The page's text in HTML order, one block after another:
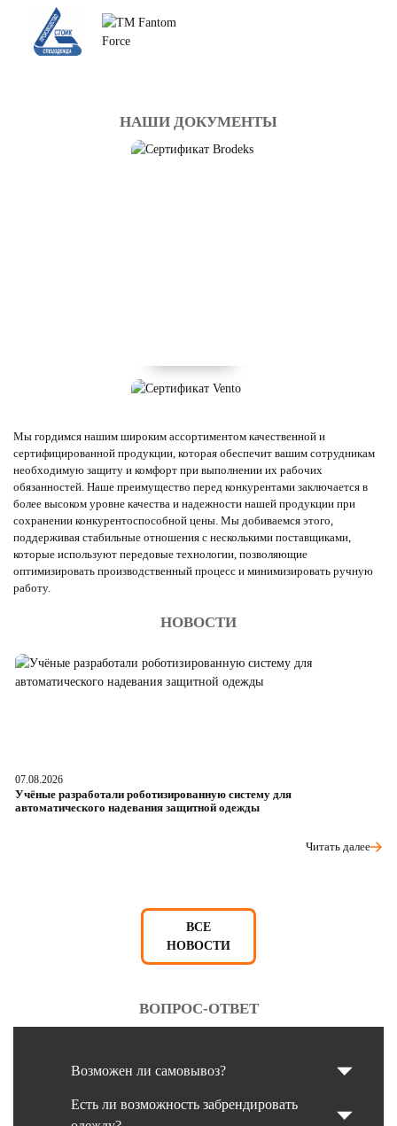
НАШИ ДОКУМЕНТЫ
Мы гордимся нашим широким ассортиментом качественной и
сертифицированной продукции, которая обеспечит вашим сотрудникам
необходимую защиту и комфорт при выполнении их рабочих
обязанностей. Наше преимущество перед конкурентами заключается в
более высоком уровне качества и надежности нашей продукции при
сохранении конкурентоспособной цены. Мы добиваемся этого,
поддерживая стабильные отношения с несколькими поставщиками,
которые используют передовые технологии, позволяющие
оптимизировать производственный процесс и минимизировать ручную
работу.
НОВОСТИ
07.08.2026
Учёные разработали роботизированную систему для
автоматического надевания защитной одежды
Читать далее
ВСЕ
НОВОСТИ
ВОПРОС-ОТВЕТ
Возможен ли самовывоз?
Есть ли возможность забрендировать